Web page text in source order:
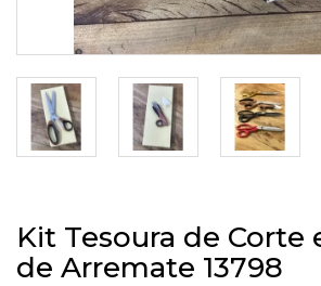
Kit Tesoura de Corte
de Arremate 13798